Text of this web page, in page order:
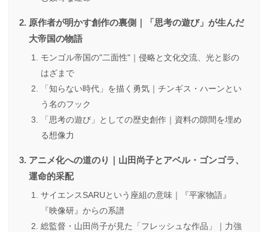
原作者が明かす創作の裏側｜「思考の遊び」が生んだ
大帝国の物語
モンゴル帝国の"二面性"｜侵略と文化交流、光と影の
はざまで
「知らない時代」を描く勇気｜チンギス・ハーンとい
う名のフック
「思考の遊び」としての歴史創作｜資料の隙間を埋め
る想像力
アニメ化への道のり｜山田尚子とアベル・ゴンゴラ、
運命的采配
サイエンスSARUという座組の意味｜『平家物語』
『映像研』からの系譜
総監督・山田尚子が見た「フレッシュな作品」｜力強